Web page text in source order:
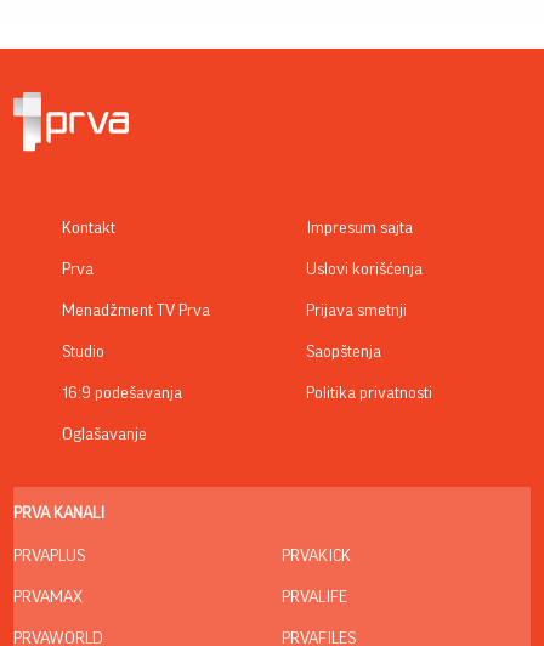
Kontakt
Prva
Menadžment TV Prva
Studio
16:9 podešavanja
Oglašavanje
Impresum sajta
Uslovi korišćenja
Prijava smetnji
Saopštenja
Politika privatnosti
PRVA KANALI
PRVAPLUS
PRVAMAX
PRVAWORLD
PRVAKICK
PRVALIFE
PRVAFILES